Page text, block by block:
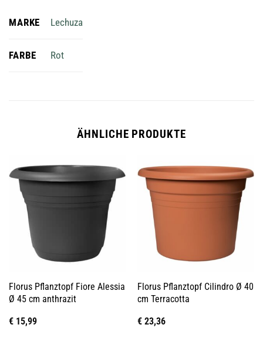
MARKE Lechuza
FARBE Rot
ÄHNLICHE PRODUKTE
Florus Pflanztopf Fiore Alessia
Ø 45 cm anthrazit
€15,99
Florus Pflanztopf Cilindro Ø 40
cm Terracotta
€23,36